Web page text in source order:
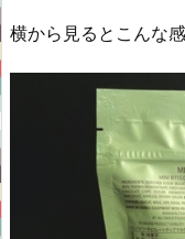
横から見るとこんな感